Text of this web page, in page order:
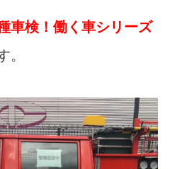
車検！働く車シリーズ
。